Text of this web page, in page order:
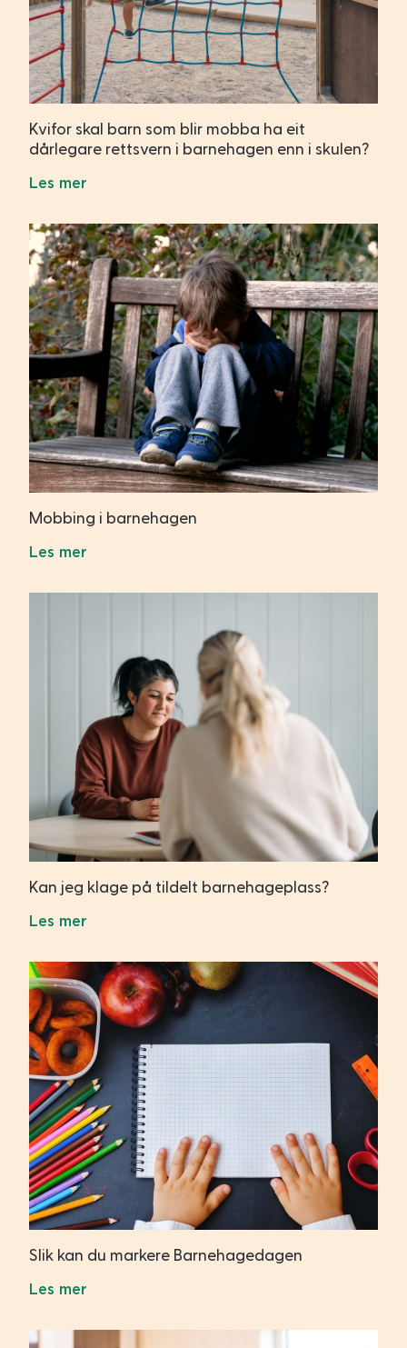
Kvifor skal barn som blir mobba ha eit
dårlegare rettsvern i barnehagen enn i skulen?
Les mer
Mobbing i barnehagen
Les mer
Kan jeg klage på tildelt barnehageplass?
Les mer
Slik kan du markere Barnehagedagen
Les mer